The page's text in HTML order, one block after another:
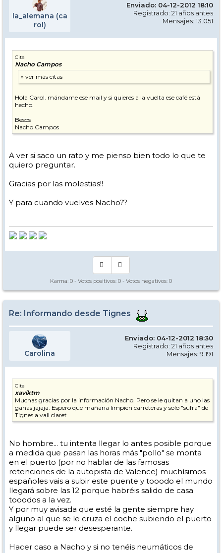
la_alemana (ca
rol)
Enviado: 04-12-2012 18:10
Registrado: 21 años antes
Mensajes: 13.051
Cita
Nacho Campos
Hola Carol. mándame ese mail y si quieres a la vuelta ese café está
hecho.
Besos
Nacho Campos
A ver si saco un rato y me pienso bien todo lo que te
quiero preguntar.
Gracias por las molestias!!
Y para cuando vuelves Nacho??
Karma: 0 - Votos positivos: 0 - Votos negativos: 0
Re: Informando desde Tignes
Carolina
Enviado: 04-12-2012 18:30
Registrado: 21 años antes
Mensajes: 9.191
Cita
xaviktm
Muchas gracias por la información Nacho. Pero se le quitan a uno las
ganas jajaja. Espero que mañana limpien carreteras y solo "sufra" de
Tignes a vall claret
No hombre... tu intenta llegar lo antes posible porque
a medida que pasan las horas más "pollo" se monta
en el puerto (por no hablar de las famosas
retenciones de la autopista de Valence) muchísimos
españoles vais a subir este puente y tooodo el mundo
llegará sobre las 12 porque habréis salido de casa
tooodos a la vez.
Y por muy avisada que esté la gente siempre hay
alguno al que se le cruza el coche subiendo el puerto
y llegar puede ser desesperante.
Hacer caso a Nacho y si no tenéis neumáticos de